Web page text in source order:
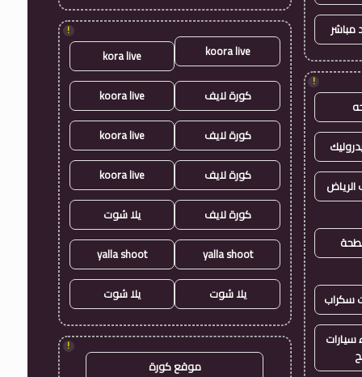
مباشر
!
سكراب
!
koora live
kora live
كورة لايف koora live
كورة لايف koora live
كورة لايف koora live
كورة لايف يلا شوت
yalla shoot
yalla shoot
يلا شوت يلا شوت
!
موقع كورة